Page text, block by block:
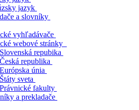
jazyk
a slovníky
vyhľadávače
webové stránky
Slovenská repubika
Česká republika
Európska únia
Štáty sveta
Právnické fakulty
a prekladače